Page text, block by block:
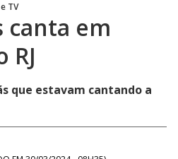
TV
canta em
que estavam cantando a